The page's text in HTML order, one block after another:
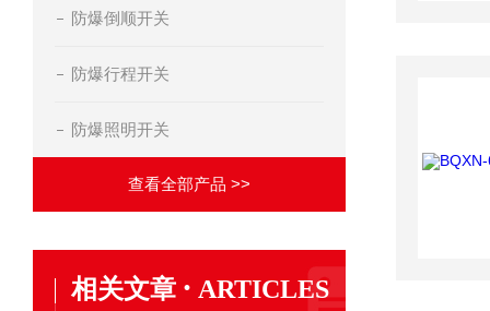
防爆倒顺开关
防爆行程开关
防爆照明开关
查看全部产品 >>
相关文章 · ARTICLES